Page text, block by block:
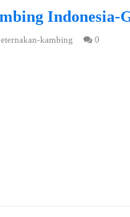
Indonesia-
kambing 0